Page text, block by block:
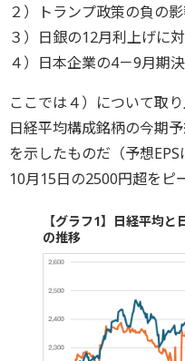
２）トランプ政策の負の
３）日銀の12月利上げに
４）日本企業の4－9月期
ここでは４）について取
日経平均構成銘柄の今期
を示したものだ（予想
10月15日の2500円超をピ
【グラフ1】日経平均
の推移